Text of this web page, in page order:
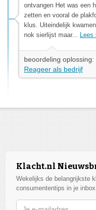
ontvangen Het was een
zetten en vooral de
klus. Uiteindelijk
nok sierlijst maar... Lees
beoordeling oplossing:
Reageer als bedrijf
Klacht.nl
Wekelijks de belangrijkste
consumententips in je inbox.